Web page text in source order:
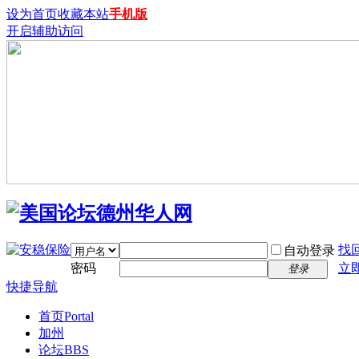
设为首页收藏本站手机版
开启辅助访问
自动登录 找
密码
登录
立
快捷导航
首页Portal
加州
论坛BBS